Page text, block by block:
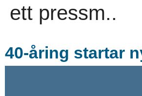
ett pressm..
40-åring startar